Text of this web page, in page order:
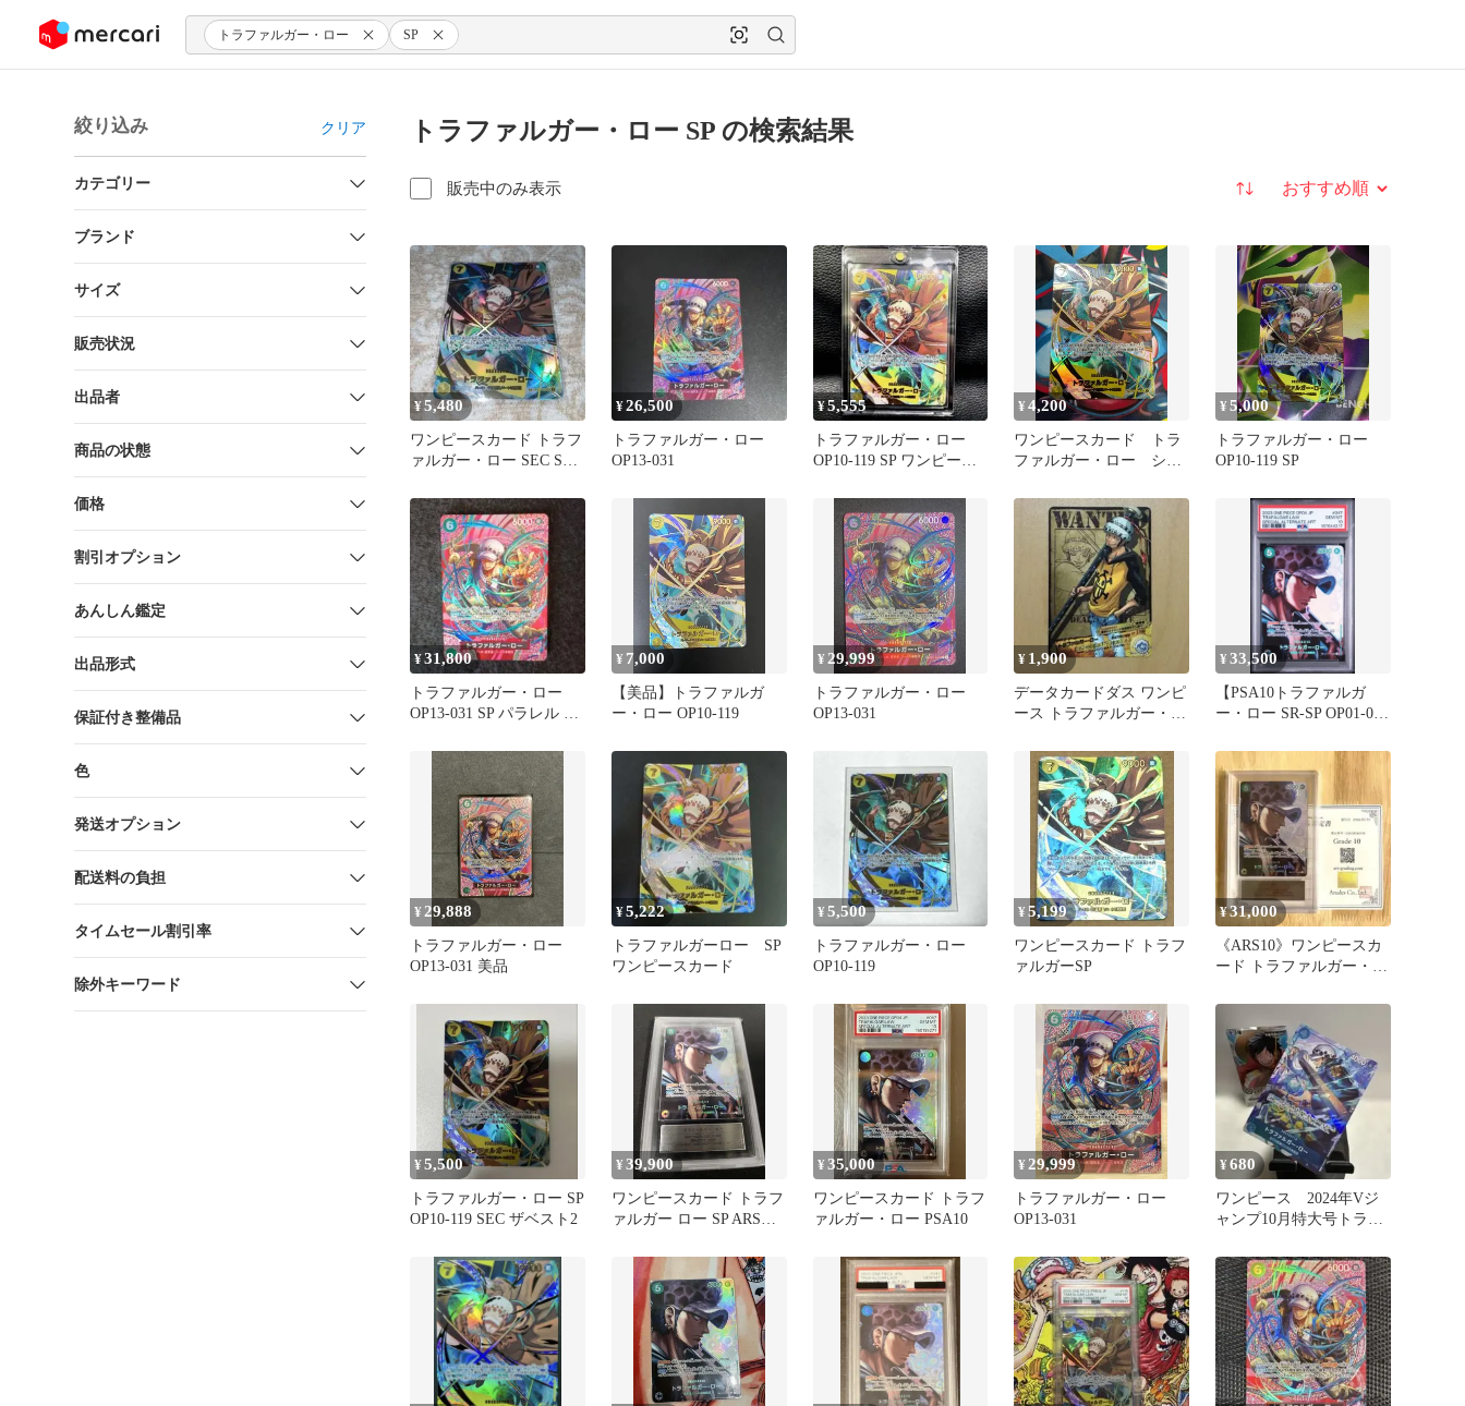
ツにスキップ トラファルガー・ロー SP
絞り込み クリア
カテゴリー
ブランド
サイズ
販売状況
出品者
商品の状態
価格
割引オプション
あんしん鑑定
出品形式
保証付き整備品
色
発送オプション
配送料の負担
タイムセール割引率
除外キーワード
トラファルガー・ロー SP の検索結果
販売中のみ表示 並び替え
¥5,480
ワンピースカード トラフ
ァルガー・ロー SEC SP
¥26,500
トラファルガー・ロー
OP13-031
¥5,555
トラファルガー・ロー
OP10-119 SP ワンピース
¥4,200
ワンピースカード トラ
ファルガー・ロー シー
¥5,000
トラファルガー・ロー
OP10-119 SP
¥31,800
トラファルガー・ロー
OP13-031 SP パラレル ワ
¥ 7,000
【美品】トラファルガ
ー・ロー OP10-119
¥ 29,999
トラファルガー・ロー
OP13-031
¥ 1,900
データカードダス ワンピ
ース トラファルガー・ロ
¥33,500
【PSA10トラファルガ
ー・ロー SR-SP OP01-047
¥ 29,888
トラファルガー・ロー
OP13-031 美品
¥5,222
トラファルガーロー SP
ワンピースカード
¥5,500
トラファルガー・ロー
OP10-119
¥5,199
ワンピースカード トラフ
ァルガーSP
¥31,000
《ARS10》ワンピースカ
ード トラファルガー・ロ
¥5,500
トラファルガー・ロー SP
OP10-119 SEC ザベスト2
¥39,900
ワンピースカード トラフ
ァルガー ロー SP ARS鑑
¥35,000
ワンピースカード トラフ
ァルガー・ロー PSA10
¥ 29,999
トラファルガー・ロー
OP13-031
¥680
ワンピース 2024年Vジ
ャンプ10月特大号トラフ